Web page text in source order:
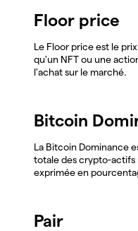
Floor price
Le Floor price est le
qu'un NFT ou une
l'achat sur le marché.
Bitcoin
La Bitcoin Dominance
totale des crypto-actifs
exprimée en
Pair